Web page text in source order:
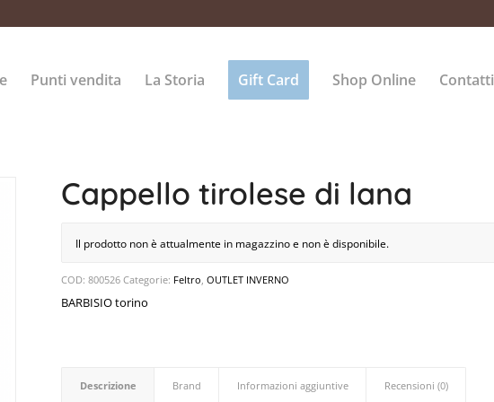
Punti vendita La Storia Gift Card Shop Online Contatti
Cappello tirolese di lana
Il prodotto non è attualmente in magazzino e non è disponibile.
COD:800526 Categorie: Feltro,OUTLET INVERNO
BARBISIO torino
Descrizione Brand Informazioni aggiuntive Recensioni (0)